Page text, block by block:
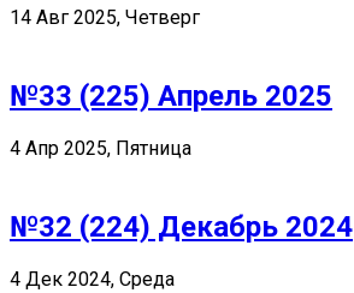
14 Авг 2025, Четверг
№33 (225) Апрель 2025
4 Апр 2025, Пятница
№32 (224) Декабрь 2024
4 Дек 2024, Среда